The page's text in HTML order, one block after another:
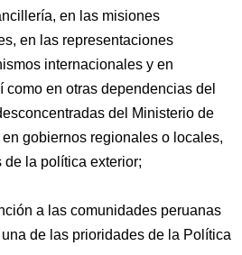
en las misiones
en las representaciones
internacionales y en
en otras dependencias del
del Ministerio de
gobiernos regionales o locales,
la política exterior;
a las comunidades peruanas
de las prioridades de la Política